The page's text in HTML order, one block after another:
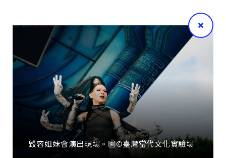
毀容姐妹會演出現場。圖©臺灣當代文化實驗場